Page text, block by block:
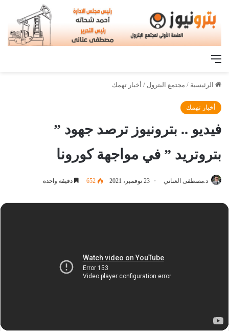
القائمة
الرئيسية / مجتمع البترول / أخبار تهمك
أخبار تهمك
فيديو .. بترونيوز ترصد جهود ”
بتروتريد ” في مواجهة كورونا
د.مصطفى العناني 23 نوفمبر، 2021 652 دقيقة واحدة